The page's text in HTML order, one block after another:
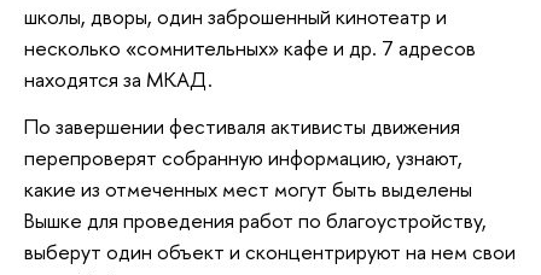
школы, дворы, один заброшенный кинотеатр и
несколько «сомнительных» кафе и др. 7 адресов
находятся за МКАД.
По завершении фестиваля активисты движения
перепроверят собранную информацию, узнают,
какие из отмеченных мест могут быть выделены
Вышке для проведения работ по благоустройству,
выберут один объект и сконцентрируют на нем свои